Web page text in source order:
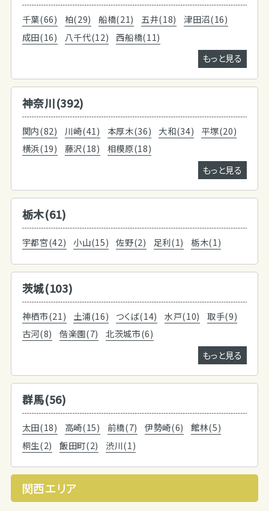
千葉(66) 柏(29) 船橋(21) 五井(18)
津田沼(16)
成田(16)
八千代(12)
西船橋(11)
もっと見る
神奈川(392)
関内(82) 川崎(41) 本厚木(36) 大和(34)
平塚(20)
横浜(19)
藤沢(18)
相模原(18)
もっと見る
栃木(61)
宇都宮(42) 小山(15) 佐野(2) 足利(1) 栃木(1)
茨城(103)
神栖市(21) 土浦(16) つくば(14) 水戸(10)
取手(9)
古河(8)
偕楽園(7)
北茨城市(6)
もっと見る
群馬(56)
太田(18) 高崎(15) 前橋(7) 伊勢崎(6)
館林(5)
桐生(2)
飯田町(2) 渋川(1)
関西エリア